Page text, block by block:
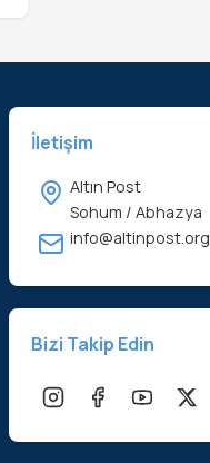
İletişim
Altın Post
Sohum / Abhazya
info@altinpost.org
Bizi Takip Edin